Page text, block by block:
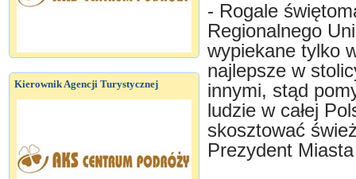
Kierownik Agencji Turystycznej
- Rogale
Regionalnego
wypiekane tylko
najlepsze w
innymi, stąd
ludzie w całej
skosztować
Prezydent